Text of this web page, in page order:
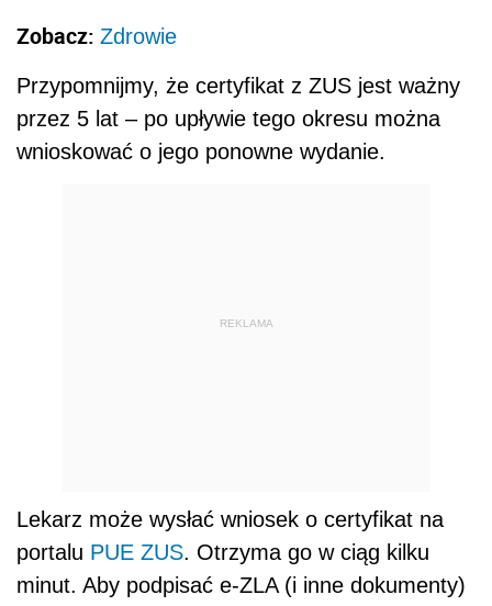
Zobacz: Zdrowie
Przypomnijmy, że certyfikat z ZUS jest ważny
przez 5 lat – po upływie tego okresu można
wnioskować o jego ponowne wydanie.
REKLAMA
Lekarz może wysłać wniosek o certyfikat na
portalu PUE ZUS. Otrzyma go w ciąg kilku
minut. Aby podpisać e-ZLA (i inne dokumenty)